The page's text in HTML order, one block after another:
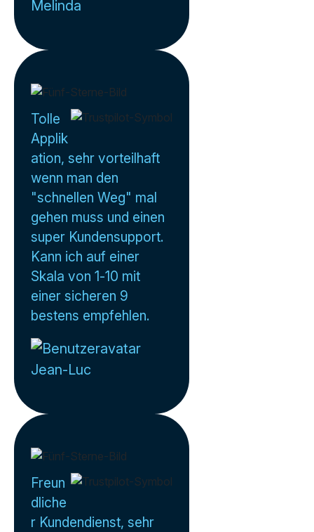
Melinda
Tolle
Applik
ation, sehr vorteilhaft
wenn man den
"schnellen Weg" mal
gehen muss und einen
super Kundensupport.
Kann ich auf einer
Skala von 1-10 mit
einer sicheren 9
bestens empfehlen.
Jean-Luc
Freun
dliche
r Kundendienst, sehr